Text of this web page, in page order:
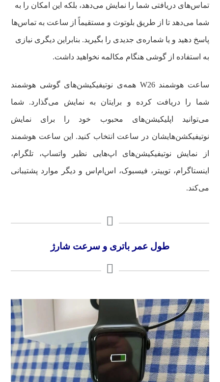
تماس‌های دریافتی شما را نمایش می‌دهد، بلکه این امکان را به
شما می‌دهد تا از طریق بلوتوث و مستقیماً از ساعت به تماس‌ها
پاسخ دهید و یا شماره‌ی جدیدی را بگیرید. بنابراین دیگری نیازی
به استفاده از گوشی هنگام مکالمه نخواهید داشت.
ساعت هوشمند W26 همه‌ی نوتیفیکیشن‌های گوشی هوشمند
شما را دریافت کرده و برایتان به نمایش می‌گذارد. شما
می‌توانید اپلیکیشن‌های محبوب خود را برای نمایش
نوتیفیکشن‌هایشان در ساعت انتخاب کنید. این ساعت هوشمند
از نمایش نوتیفیکیشن‌های اپ‌هایی نظیر واتساپ، تلگرام،
اینستاگرام، توییتر، فیسبوک، اس‌ام‌اس و دیگر موارد پشتیبانی
می‌کند.
طول عمر باتری و سرعت شارژ